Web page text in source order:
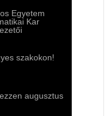
Egyetem
Kar
szakokon!
augusztus